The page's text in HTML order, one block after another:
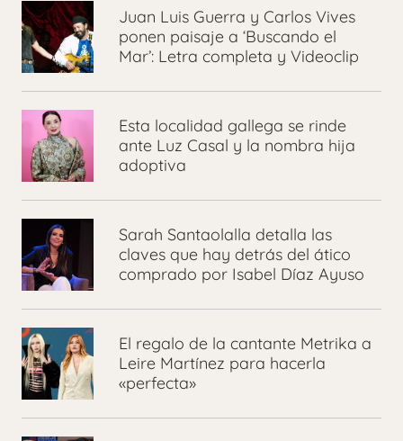
Juan Luis Guerra y Carlos Vives
ponen paisaje a ‘Buscando el
Mar’: Letra completa y Videoclip
Esta localidad gallega se rinde
ante Luz Casal y la nombra hija
adoptiva
Sarah Santaolalla detalla las
claves que hay detrás del ático
comprado por Isabel Díaz Ayuso
El regalo de la cantante Metrika a
Leire Martínez para hacerla
«perfecta»